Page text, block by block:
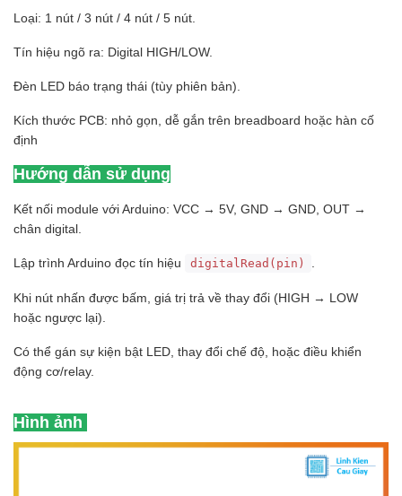
Loại: 1 nút / 3 nút / 4 nút / 5 nút.
Tín hiệu ngõ ra: Digital HIGH/LOW.
Đèn LED báo trạng thái (tùy phiên bản).
Kích thước PCB: nhỏ gọn, dễ gắn trên breadboard hoặc hàn cố
định
Hướng dẫn sử dụng
Kết nối module với Arduino: VCC → 5V, GND → GND, OUT →
chân digital.
Lập trình Arduino đọc tín hiệu digitalRead(pin)
Khi nút nhấn được bấm, giá trị trả về thay đổi (HIGH → LOW
hoặc ngược lại).
Có thể gán sự kiện bật LED, thay đổi chế độ, hoặc điều khiển
động cơ/relay.
Hình ảnh